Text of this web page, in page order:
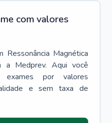
com valores
Ressonância Magnética
a Medprev. Aqui você
exames por valores
e sem taxa de